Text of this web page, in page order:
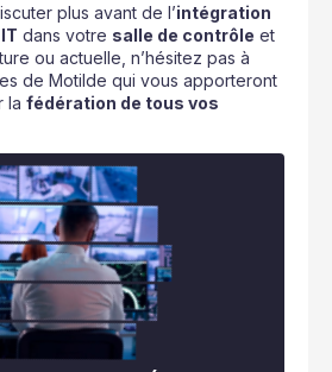
plus avant de l’intégration
dans votre salle de contrôle et
ou actuelle, n’hésitez pas à
de Motilde qui vous apporteront
la fédération de tous vos